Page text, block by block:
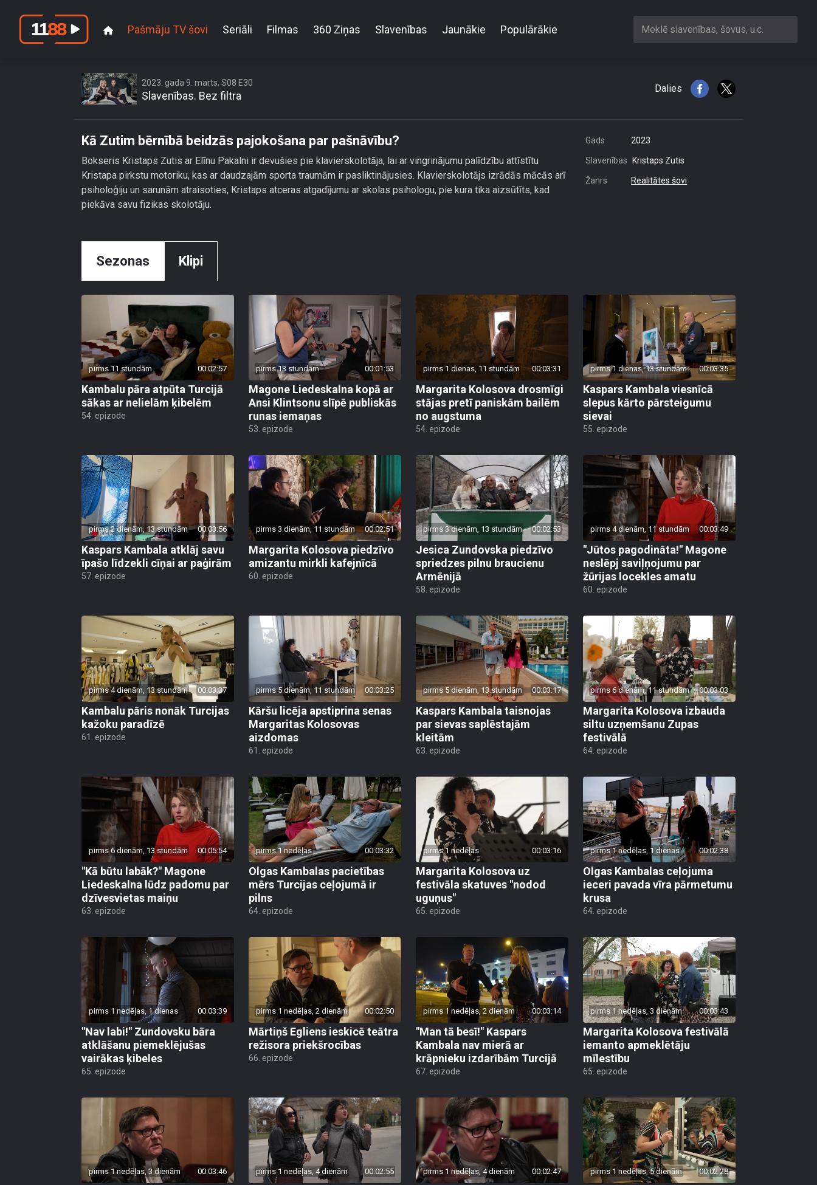
Pašmāju TV šovi Seriāli Filmas 360 Ziņas Slavenības Jaunākie Populārākie Meklē slavenības, šovus, u.c.
2023. gada 9. marts, S08 E30
Slavenības. Bez filtra
Dalies
Kā Zutim bērnībā beidzās pajokošana par pašnāvību?
Bokseris Kristaps Zutis ar Elīnu Pakalni ir devušies pie klavierskolotāja, lai ar vingrinājumu palīdzību attīstītu
Kristapa pirkstu motoriku, kas ar daudzajām sporta traumām ir pasliktinājusies. Klavierskolotājs izrādās mācās arī
psiholoģiju un sarunām atraisoties, Kristaps atceras atgadījumu ar skolas psihologu, pie kura tika aizsūtīts, kad
piekāva savu fizikas skolotāju.
Gads 2023
Slavenības Kristaps Zutis
Žanrs Realitātes šovi
Sezonas Klipi
pirms 11 stundām 00:02:57
Kambalu pāra atpūta Turcijā
sākas ar nelielām ķibelēm
54. epizode
pirms 13 stundām 00:01:53
Magone Liedeskalna kopā ar
Ansi Klintsonu slīpē publiskās
runas iemaņas
53. epizode
pirms 1 dienas, 11 stundām 00:03:31
Margarita Kolosova drosmīgi
stājas pretī paniskām bailēm
no augstuma
54. epizode
pirms 1 dienas, 13 stundām 00:03:35
Kaspars Kambala viesnīcā
slepus kārto pārsteigumu
sievai
55. epizode
pirms 2 dienām, 13 stundām 00:03:56
Kaspars Kambala atklāj savu
īpašo līdzekli cīņai ar paģirām
57. epizode
pirms 3 dienām, 11 stundām 00:02:51
Margarita Kolosova piedzīvo
amizantu mirkli kafejnīcā
60. epizode
pirms 3 dienām, 13 stundām 00:02:53
Jesica Zundovska piedzīvo
spriedzes pilnu braucienu
Armēnijā
58. epizode
pirms 4 dienām, 11 stundām 00:03:49
"Jūtos pagodināta!" Magone
neslēpj saviļņojumu par
žūrijas locekles amatu
60. epizode
pirms 4 dienām, 13 stundām 00:03:37
Kambalu pāris nonāk Turcijas
kažoku paradīzē
61. epizode
pirms 5 dienām, 11 stundām 00:03:25
Kāršu licēja apstiprina senas
Margaritas Kolosovas
aizdomas
61. epizode
pirms 5 dienām, 13 stundām 00:03:17
Kaspars Kambala taisnojas
par sievas saplēstajām
kleitām
63. epizode
pirms 6 dienām, 11 stundām 00:03:03
Margarita Kolosova izbauda
siltu uzņemšanu Zupas
festivālā
64. epizode
pirms 6 dienām, 13 stundām 00:05:54
"Kā būtu labāk?" Magone
Liedeskalna lūdz padomu par
dzīvesvietas maiņu
63. epizode
pirms 1 nedēļas 00:03:32
Olgas Kambalas pacietības
mērs Turcijas ceļojumā ir
pilns
64. epizode
pirms 1 nedēļas 00:03:16
Margarita Kolosova uz
festivāla skatuves "nodod
uguņus"
65. epizode
pirms 1 nedēļas, 1 dienas 00:02:38
Olgas Kambalas ceļojuma
ieceri pavada vīra pārmetumu
krusa
64. epizode
pirms 1 nedēļas, 1 dienas 00:03:39
"Nav labi!" Zundovsku bāra
atklāšanu piemeklējušas
vairākas ķibeles
65. epizode
pirms 1 nedēļas, 2 dienām 00:02:50
Mārtiņš Egliens ieskicē teātra
režisora priekšrocības
66. epizode
pirms 1 nedēļas, 2 dienām 00:03:14
"Man tā besī!" Kaspars
Kambala nav mierā ar
krāpnieku izdarībām Turcijā
67. epizode
pirms 1 nedēļas, 3 dienām 00:03:43
Margarita Kolosova festivālā
iemanto apmeklētāju
mīlestību
65. epizode
pirms 1 nedēļas, 3 dienām 00:03:46 pirms 1 nedēļas, 4 dienām 00:02:55 pirms 1 nedēļas, 4 dienām 00:02:47 pirms 1 nedēļas, 5 dienām 00:02:28